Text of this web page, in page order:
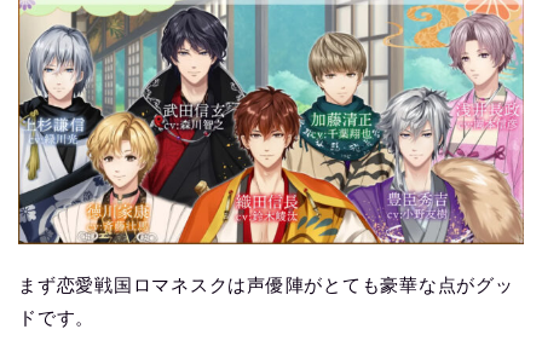
まず恋愛戦国ロマネスクは声優陣がとても豪華な点がグッ
ドです。